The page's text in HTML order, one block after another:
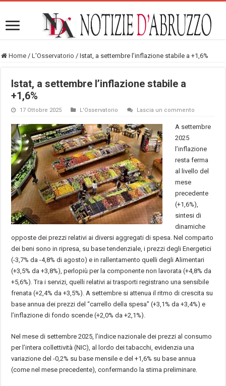
Home / L'Osservatorio / Istat, a settembre l’inflazione stabile a +1,6%
Istat, a settembre l’inflazione stabile a
+1,6%
17 Ottobre 2025 L'Osservatorio Lascia un commento
A settembre
2025
l’inflazione
resta ferma
al livello del
mese
precedente
(+1,6%),
sintesi di
dinamiche
opposte dei prezzi relativi ai diversi aggregati di spesa. Nel comparto
dei beni sono in ripresa, su base tendenziale, i prezzi degli Energetici
(-3,7% da -4,8% di agosto) e in rallentamento quelli degli Alimentari
(+3,5% da +3,8%), perlopiù per la componente non lavorata (+4,8% da
+5,6%). Tra i servizi, quelli relativi ai trasporti registrano una sensibile
frenata (+2,4% da +3,5%). A settembre si attenua il ritmo di crescita su
base annua dei prezzi del “carrello della spesa” (+3,1% da +3,4%) e
l’inflazione di fondo scende (+2,0% da +2,1%).
Nel mese di settembre 2025, l’indice nazionale dei prezzi al consumo
per l’intera collettività (NIC), al lordo dei tabacchi, evidenzia una
variazione del -0,2% su base mensile e del +1,6% su base annua
(come nel mese precedente), confermando la stima preliminare.